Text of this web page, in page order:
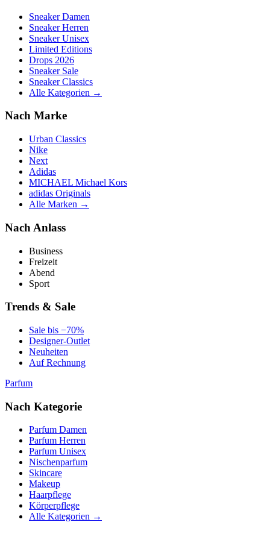
Sneaker Damen
Sneaker Herren
Sneaker Unisex
Limited Editions
Drops 2026
Sneaker Sale
Sneaker Classics
Alle Kategorien →
Nach Marke
Urban Classics
Nike
Next
Adidas
MICHAEL Michael Kors
adidas Originals
Alle Marken →
Nach Anlass
Business
Freizeit
Abend
Sport
Trends & Sale
Sale bis −70%
Designer-Outlet
Neuheiten
Auf Rechnung
Parfum
Nach Kategorie
Parfum Damen
Parfum Herren
Parfum Unisex
Nischenparfum
Skincare
Makeup
Haarpflege
Körperpflege
Alle Kategorien →